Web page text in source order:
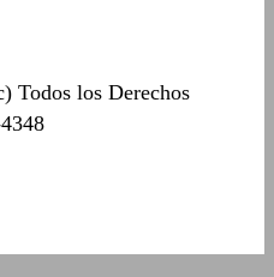
Todos los Derechos